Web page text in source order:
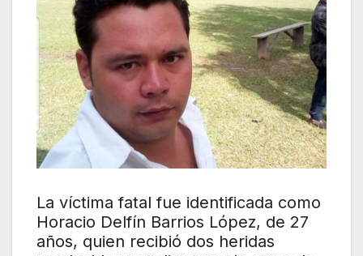
La víctima fatal fue identificada como
Horacio Delfín Barrios López, de 27
años, quien recibió dos heridas